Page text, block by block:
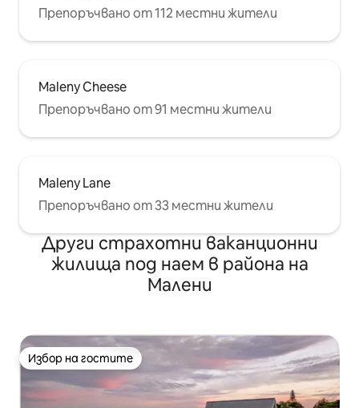
Препоръчвано от 112 местни жители
Maleny Cheese
Препоръчвано от 91 местни жители
Maleny Lane
Препоръчвано от 33 местни жители
Други страхотни ваканционни
жилища под наем в района на
Малени
Избор на гостите
Избор на гостите